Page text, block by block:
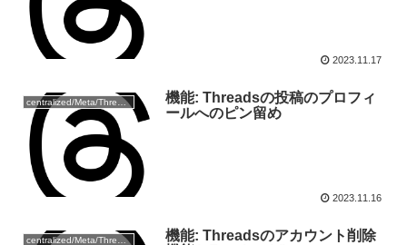
2023.11.17
centralized/Meta/Threads
機能: Threadsの投稿のプロフィ
ールへのピン留め
2023.11.16
centralized/Meta/Threads
機能: Threadsのアカウント削除